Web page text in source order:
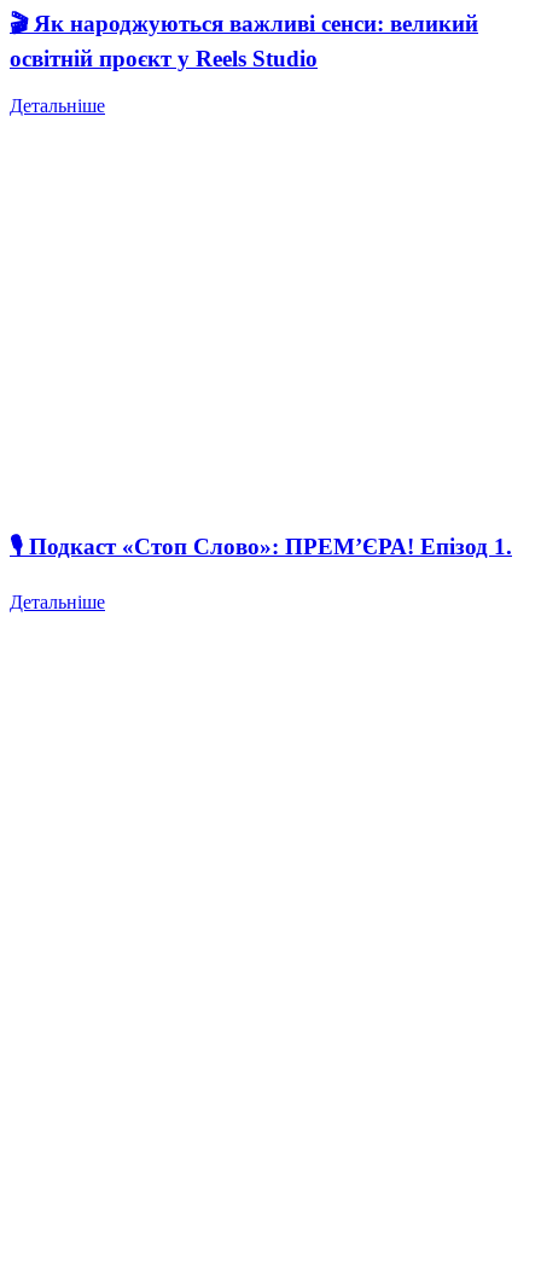
🎬 Як народжуються важливі сенси: великий
освітній проєкт у Reels Studio
Детальніше
🎙 Подкаст «Стоп Слово»: ПРЕМ’ЄРА! Епізод 1.
Детальніше